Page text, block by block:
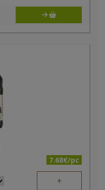
7.68€/pc
+